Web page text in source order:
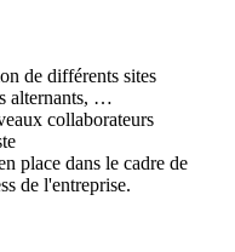
de différents sites
alternants, …
collaborateurs
place dans le cadre de
de l'entreprise.